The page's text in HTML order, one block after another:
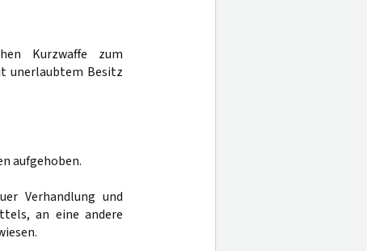
Kurzwaffe zum
unerlaubtem Besitz
aufgehoben.
Verhandlung und
an eine andere